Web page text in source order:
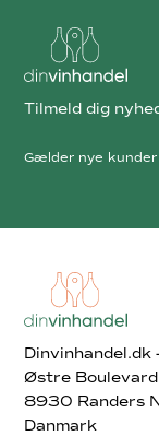
Dinvinhandel.dk
Østre
8930 Randers
Danmark
Tilmeld dig
Gælder nye kunder